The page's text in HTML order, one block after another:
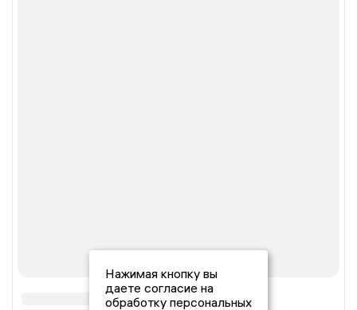
Нажимая кнопку вы
даете согласие на
обработку персональных